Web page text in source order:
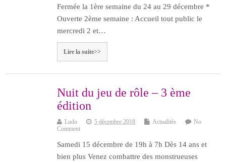
Fermée la 1ère semaine du 24 au 29 décembre *
Ouverte 2ème semaine : Accueil tout public le
mercredi 2 et…
Lire la suite>>
Nuit du jeu de rôle – 3 ème
édition
Ludo 5 décembre 2018 Actualités
No
Comment
Samedi 15 décembre de 19h à 7h Dès 14 ans et
bien plus Venez combattre des monstrueuses